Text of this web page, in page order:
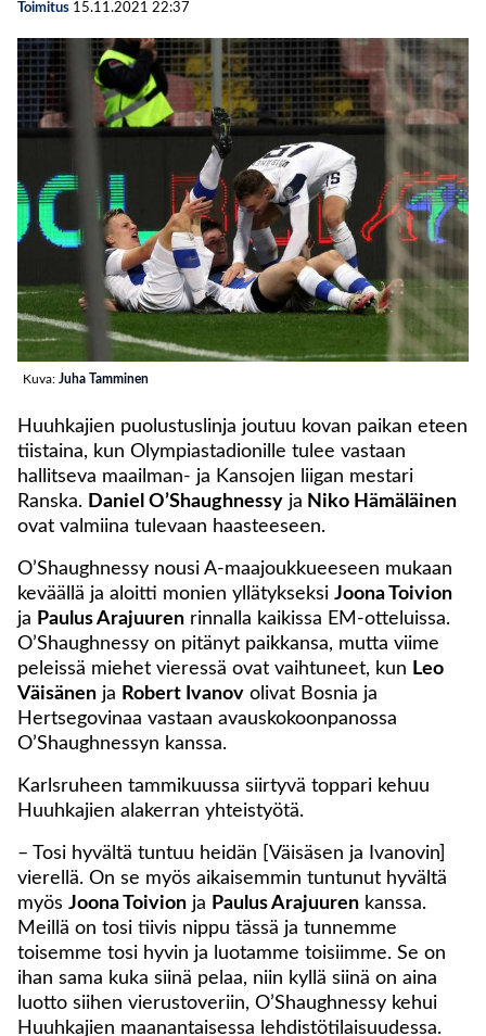
Toimitus 15.11.2021 22:37
Kuva: Juha Tamminen
Huuhkajien puolustuslinja joutuu kovan paikan eteen
tiistaina, kun Olympiastadionille tulee vastaan
hallitseva maailman- ja Kansojen liigan mestari
Ranska. Daniel O’Shaughnessy ja Niko Hämäläinen
ovat valmiina tulevaan haasteeseen.
O’Shaughnessy nousi A-maajoukkueeseen mukaan
keväällä ja aloitti monien yllätykseksi Joona Toivion
ja Paulus Arajuuren rinnalla kaikissa EM-otteluissa.
O’Shaughnessy on pitänyt paikkansa, mutta viime
peleissä miehet vieressä ovat vaihtuneet, kun Leo
Väisänen ja Robert Ivanov olivat Bosnia ja
Hertsegovinaa vastaan avauskokoonpanossa
O’Shaughnessyn kanssa.
Karlsruheen tammikuussa siirtyvä toppari kehuu
Huuhkajien alakerran yhteistyötä.
– Tosi hyvältä tuntuu heidän [Väisäsen ja Ivanovin]
vierellä. On se myös aikaisemmin tuntunut hyvältä
myös Joona Toivion ja Paulus Arajuuren kanssa.
Meillä on tosi tiivis nippu tässä ja tunnemme
toisemme tosi hyvin ja luotamme toisiimme. Se on
ihan sama kuka siinä pelaa, niin kyllä siinä on aina
luotto siihen vierustoveriin, O’Shaughnessy kehui
Huuhkajien maanantaisessa lehdistötilaisuudessa.